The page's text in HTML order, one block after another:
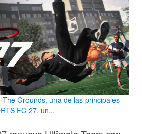
The Grounds, una de las principales
FC 27, un...